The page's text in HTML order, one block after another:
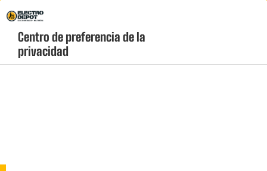
Menú
geolocation-header-icon-text
account
Centro de preferencia de la
privacidad